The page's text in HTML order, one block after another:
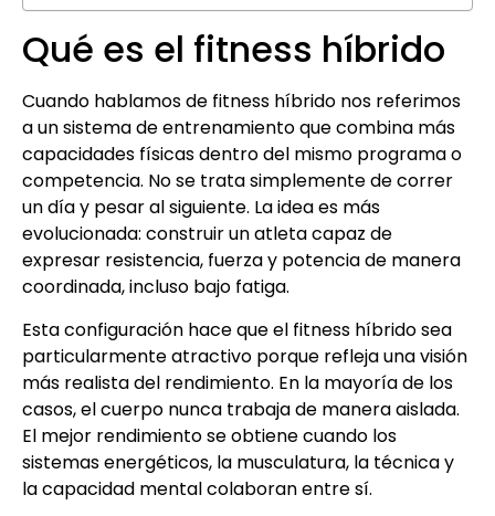
Qué es el fitness híbrido
Cuando hablamos de fitness híbrido nos referimos
a un sistema de entrenamiento que combina más
capacidades físicas dentro del mismo programa o
competencia. No se trata simplemente de correr
un día y pesar al siguiente. La idea es más
evolucionada: construir un atleta capaz de
expresar resistencia, fuerza y potencia de manera
coordinada, incluso bajo fatiga.
Esta configuración hace que el fitness híbrido sea
particularmente atractivo porque refleja una visión
más realista del rendimiento. En la mayoría de los
casos, el cuerpo nunca trabaja de manera aislada.
El mejor rendimiento se obtiene cuando los
sistemas energéticos, la musculatura, la técnica y
la capacidad mental colaboran entre sí.